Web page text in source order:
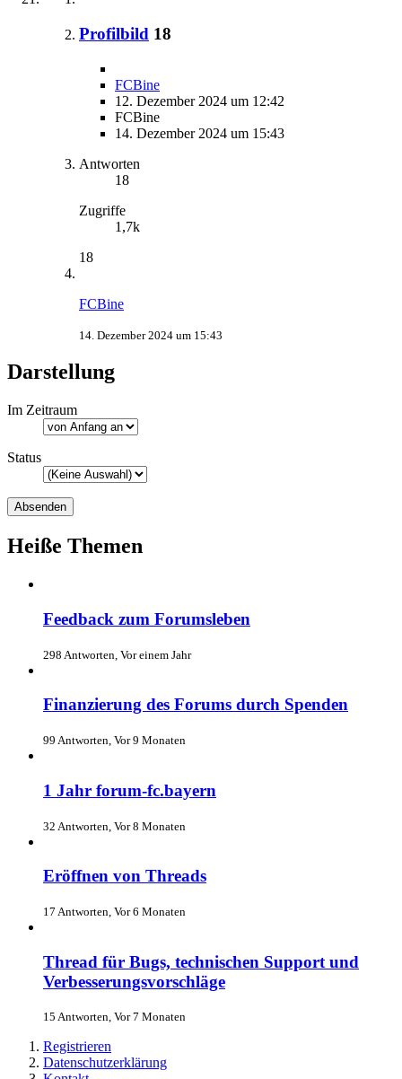
Profilbild 18
FCBine
12. Dezember 2024 um 12:42
FCBine
14. Dezember 2024 um 15:43
Antworten
18
Zugriffe
1,7k
18
FCBine
14. Dezember 2024 um 15:43
Darstellung
Im Zeitraum
Status
Heiße Themen
Feedback zum Forumsleben
298 Antworten, Vor einem Jahr
Finanzierung des Forums durch Spenden
99 Antworten, Vor 9 Monaten
1 Jahr forum-fc.bayern
32 Antworten, Vor 8 Monaten
Eröffnen von Threads
17 Antworten, Vor 6 Monaten
Thread für Bugs, technischen Support und
Verbesserungsvorschläge
15 Antworten, Vor 7 Monaten
Registrieren
Datenschutzerklärung